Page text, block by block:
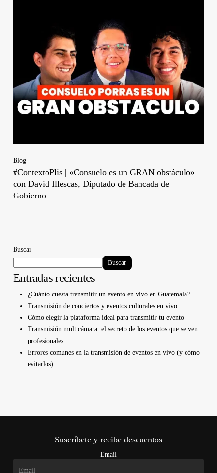
Blog
#ContextoPlis | «Consuelo es un GRAN obstáculo»
con David Illescas, Diputado de Bancada de
Gobierno
Buscar
Buscar
Entradas recientes
¿Cuánto cuesta transmitir un evento en vivo en Guatemala?
Transmisión de conciertos y eventos culturales en vivo
Cómo elegir la plataforma ideal para transmitir tu evento
Transmisión multicámara: el secreto de los eventos que se ven
profesionales
Errores comunes en la transmisión de eventos en vivo (y cómo
evitarlos)
Suscríbete y recibe descuentos
Email